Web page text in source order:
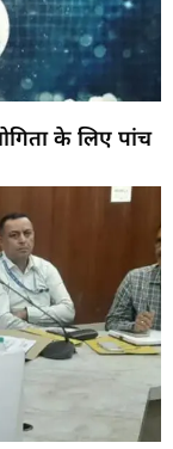
के लिए पांच